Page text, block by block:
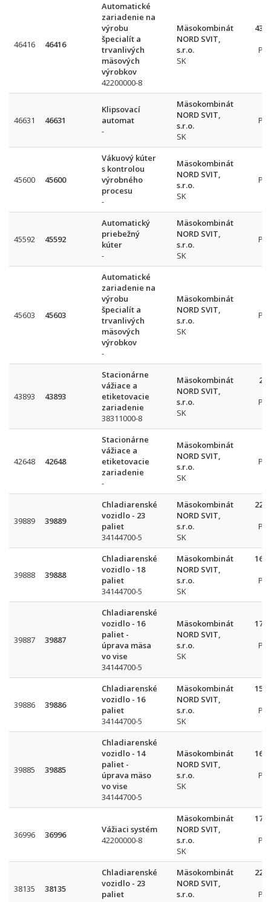
46416 46416
Automatické
zariadenie na
výrobu
špecialít a
trvanlivých
mäsových
výrobkov
42200000-8
Mäsokombinát
NORD SVIT,
s.r.o.
SK
433
46631 46631
Klipsovací
automat
-
Mäsokombinát
NORD SVIT,
s.r.o.
SK
45600 45600
Vákuový kúter
s kontrolou
výrobného
procesu
-
Mäsokombinát
NORD SVIT,
s.r.o.
SK
45592 45592
Automatický
priebežný
kúter
-
Mäsokombinát
NORD SVIT,
s.r.o.
SK
45603 45603
Automatické
zariadenie na
výrobu
špecialít a
trvanlivých
mäsových
výrobkov
-
Mäsokombinát
NORD SVIT,
s.r.o.
SK
43893 43893
Stacionárne
vážiace a
etiketovacie
zariadenie
38311000-8
Mäsokombinát
NORD SVIT,
s.r.o.
SK
29
42648 42648
Stacionárne
vážiace a
etiketovacie
zariadenie
-
Mäsokombinát
NORD SVIT,
s.r.o.
SK
39889 39889
Chladiarenské
vozidlo - 23
paliet
34144700-5
Mäsokombinát
NORD SVIT,
s.r.o.
SK
220
39888 39888
Chladiarenské
vozidlo - 18
paliet
34144700-5
Mäsokombinát
NORD SVIT,
s.r.o.
SK
163
39887 39887
Chladiarenské
vozidlo - 16
paliet -
úprava mäsa
vo vise
34144700-5
Mäsokombinát
NORD SVIT,
s.r.o.
SK
172
39886 39886
Chladiarenské
vozidlo - 16
paliet
34144700-5
Mäsokombinát
NORD SVIT,
s.r.o.
SK
158
39885 39885
Chladiarenské
vozidlo - 14
paliet -
úprava mäso
vo vise
34144700-5
Mäsokombinát
NORD SVIT,
s.r.o.
SK
166
36996 36996
Vážiaci systém
42200000-8
Mäsokombinát
NORD SVIT,
s.r.o.
SK
175
38135 38135
Chladiarenské
vozidlo - 23
paliet
Mäsokombinát
NORD SVIT,
s.r.o.
220